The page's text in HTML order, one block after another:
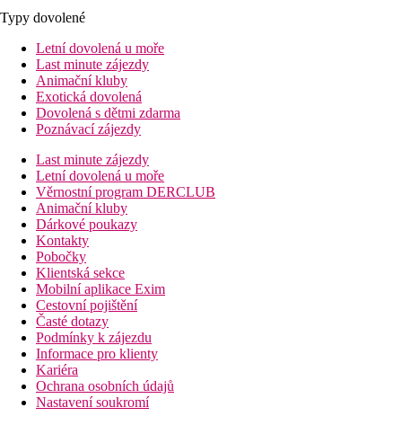
Typy dovolené
Letní dovolená u moře
Last minute zájezdy
Animační kluby
Exotická dovolená
Dovolená s dětmi zdarma
Poznávací zájezdy
Last minute zájezdy
Letní dovolená u moře
Věrnostní program DERCLUB
Animační kluby
Dárkové poukazy
Kontakty
Pobočky
Klientská sekce
Mobilní aplikace Exim
Cestovní pojištění
Časté dotazy
Podmínky k zájezdu
Informace pro klienty
Kariéra
Ochrana osobních údajů
Nastavení soukromí